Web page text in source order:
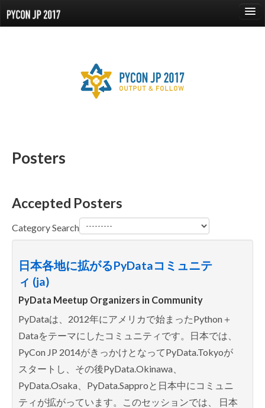
Speaker
Venue
Posters
Accepted Posters
Category Search
日本各地に拡がるPyDataコミュニテ
ィ (ja)
PyData Meetup Organizers in Community
PyDataは、2012年にアメリカで始まったPython＋
Dataをテーマにしたコミュニティです。日本では、
PyCon JP 2014がきっかけとなってPyData.Tokyoが
スタートし、その後PyData.Okinawa、
PyData.Osaka、PyData.Sapproと日本中にコミュニ
ティが拡がっています。このセッションでは、 日本